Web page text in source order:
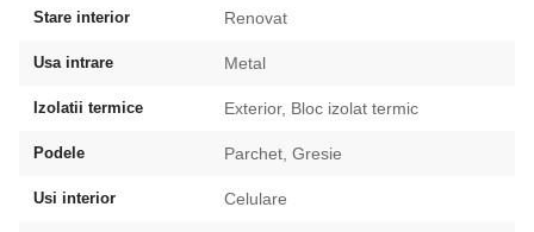
Stare interior Renovat
Usa intrare Metal
Izolatii termice Exterior, Bloc izolat termic
Podele Parchet, Gresie
Usi interior Celulare